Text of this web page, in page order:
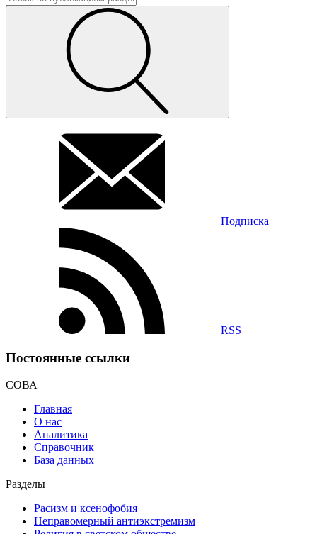
Подписка
RSS
Постоянные ссылки
СОВА
Главная
О нас
Аналитика
Справочник
База данных
Разделы
Расизм и ксенофобия
Неправомерный антиэкстремизм